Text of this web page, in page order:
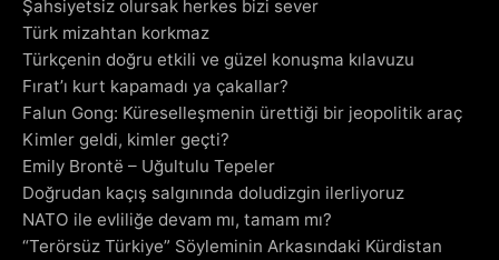
Şahsiyetsiz olursak herkes bizi sever
Türk mizahtan korkmaz
Türkçenin doğru etkili ve güzel konuşma kılavuzu
Fırat’ı kurt kapamadı ya çakallar?
Falun Gong: Küreselleşmenin ürettiği bir jeopolitik araç
Kimler geldi, kimler geçti?
Emily Brontë – Uğultulu Tepeler
Doğrudan kaçış salgınında doludizgin ilerliyoruz
NATO ile evliliğe devam mı, tamam mı?
“Terörsüz Türkiye” Söyleminin Arkasındaki Kürdistan